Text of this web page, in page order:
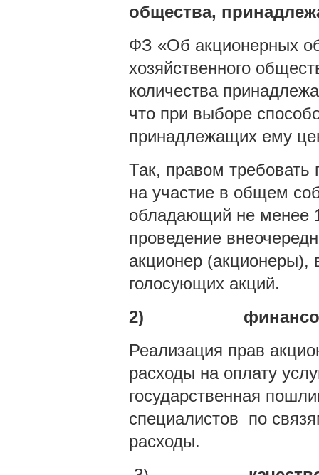
общества,
ФЗ «Об акционерных
хозяйственного
количества
что при выборе
принадлежащих ему
Так, правом
на участие в общем
обладающий не менее
проведение
акционер
голосующих акций.
2)
Реализация прав
расходы на оплату
государственная
специалистов по
расходы.